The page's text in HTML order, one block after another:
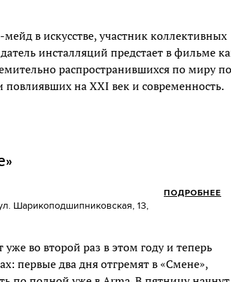
в искусстве, участник коллективных
инсталляций предстает в фильме
распространившихся по миру
повлиявших на XXI век и современность.
Шарикоподшипниковская, 13,
ПОДРОБНЕЕ
во второй раз в этом году и теперь
первые два дня отгремят в «Смене»,